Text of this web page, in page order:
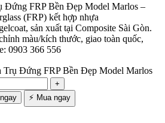
Đứng FRP Bền Đẹp Model Marlos –
(FRP) kết hợp nhựa
sản xuất tại Composite Sài Gòn.
màu/kích thước, giao toàn quốc,
0903 366 556
Trụ Đứng FRP Bền Đẹp Model Marlos
⚡ Mua ngay